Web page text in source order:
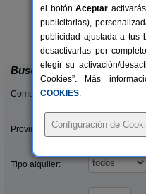
Cal
La Tallada
Buscar
Comunidades:
Provincias/Islas:
Tipo alquiler:
el botónAceptar
publicitarias),
publicidad ajustada a tus
desactivarlas por
elegir su activación/
Cookies”. Más
COOKIES.